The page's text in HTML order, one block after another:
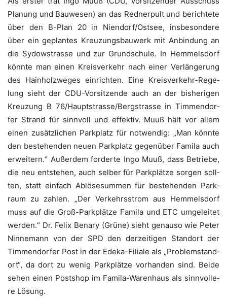
Pla­nung und Bau­we­sen) an das Red­ner­pult und berich­te­te
über den B-Plan 20 in Niendorf/Ostsee, ins­be­son­de­re
über ein geplan­tes Kreu­zungs­bau­werk mit Anbin­dung an
die Sydowstras­se und zur Grund­schu­le. In Hem­mels­dorf
könn­te man einen Kreis­ver­kehr nach einer Ver­län­ge­rung
des Hain­holz­we­ges ein­rich­ten. Eine Kreis­ver­kehr-Rege­
lung sieht der CDU-Vor­sit­zen­de auch an der bis­he­ri­gen
Kreu­zung B 76/Hauptstrasse/Bergstrasse in Tim­men­dor­
fer Strand für sinn­voll und effek­tiv. Muuß hält vor allem
einen zusätz­li­chen Park­platz für not­wen­dig: „Man könn­te
den bestehen­den neu­en Park­platz gegen­über Fami­la auch
erwei­tern.“ Außer­dem for­der­te Ingo Muuß, dass Betrie­be,
die neu ent­ste­hen, auch sel­ber für Park­plät­ze sor­gen soll­
ten, statt ein­fach Ablö­se­sum­men für bestehen­den Park­
raum zu zah­len. „Der Ver­kehrs­strom aus Hem­mels­dorf
muss auf die Groß-Park­plät­ze Fami­la und ETC umge­lei­tet
wer­den.“ Dr. Felix Bena­ry (Grü­ne) sieht genau­so wie Peter
Nin­ne­mann von der SPD den der­zei­ti­gen Stand­ort der
Tim­men­dor­fer Post in der Ede­ka-Filia­le als „Pro­blem­stand­
ort“, da dort zu wenig Park­plät­ze vor­han­den sind. Bei­de
sehen einen Post­shop im Fami­la-Waren­haus als sinn­vol­le­
re Lösung.